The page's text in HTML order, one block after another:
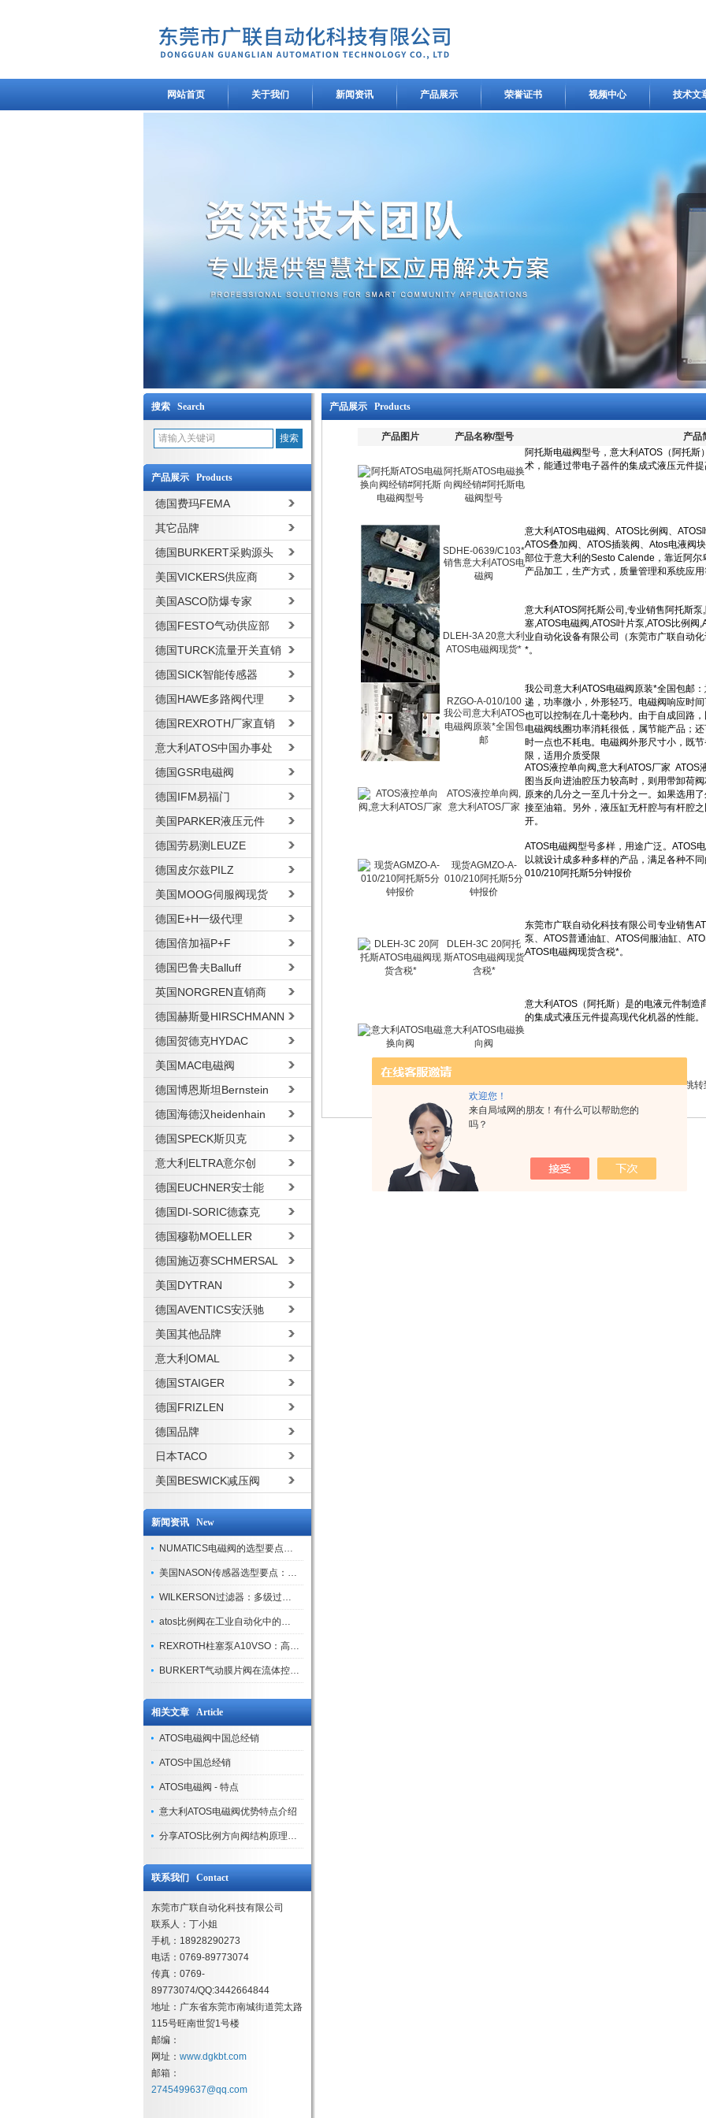
欢迎您！
来自局域网的朋友！有什么可以帮助您的
吗？
网站首页 关于我们 新闻资讯 产品展示 荣誉证书 视频中心 技术文
搜索 Search
产品展示 Products
德国费玛FEMA
其它品牌
德国BURKERT采购源头
美国VICKERS供应商
美国ASCO防爆专家
德国FESTO气动供应部
德国TURCK流量开关直销
德国SICK智能传感器
德国HAWE多路阀代理
德国REXROTH厂家直销
意大利ATOS中国办事处
德国GSR电磁阀
德国IFM易福门
美国PARKER液压元件
德国劳易测LEUZE
德国皮尔兹PILZ
美国MOOG伺服阀现货
德国E+H一级代理
德国倍加福P+F
德国巴鲁夫Balluff
英国NORGREN直销商
德国赫斯曼HIRSCHMANN
德国贺德克HYDAC
美国MAC电磁阀
德国博恩斯坦Bernstein
德国海德汉heidenhain
德国SPECK斯贝克
意大利ELTRA意尔创
德国EUCHNER安士能
德国DI-SORIC德森克
德国穆勒MOELLER
德国施迈赛SCHMERSAL
美国DYTRAN
德国AVENTICS安沃驰
美国其他品牌
意大利OMAL
德国STAIGER
德国FRIZLEN
德国品牌
日本TACO
美国BESWICK减压阀
新闻资讯 New
NUMATICS电磁阀的选型要点与使用注意事项
美国NASON传感器选型要点：精度、量程与接口适配指南
WILKERSON过滤器：多级过滤技术，适配多行业净化需求
atos比例阀在工业自动化中的关键应用
REXROTH柱塞泵A10VSO：高效液压系统的核心组件
BURKERT气动膜片阀在流体控制中的应用
相关文章 Article
ATOS电磁阀中国总经销
ATOS中国总经销
ATOS电磁阀 - 特点
意大利ATOS电磁阀优势特点介绍
分享ATOS比例方向阀结构原理及特点
联系我们 Contact
东莞市广联自动化科技有限公司
联系人：丁小姐
手机：18928290273
电话：0769-89773074
传真：0769-
89773074/QQ:3442664844
地址：广东省东莞市南城街道莞太路
115号旺南世贸1号楼
邮编：
网址： www.dgkbt.com
邮箱：
2745499637@qq.com
产品展示 Products
产品图片 产品名称/型号 产品
阿托斯ATOS电磁换
向阀经销#阿托斯电
磁阀型号
SDHE-0639/C103*
销售意大利ATOS电
磁阀
DLEH-3A 20意大利
ATOS电磁阀现货*
RZGO-A-010/100
我公司意大利ATOS
电磁阀原装*全国包
邮
ATOS液控单向阀,
意大利ATOS厂家
现货AGMZO-A-
010/210阿托斯5分
钟报价
DLEH-3C 20阿托
斯ATOS电磁阀现货
含税*
意大利ATOS电磁换
向阀
共 40 条记录，当前 1 / 5 页 首页 上一页下一页 末页跳转